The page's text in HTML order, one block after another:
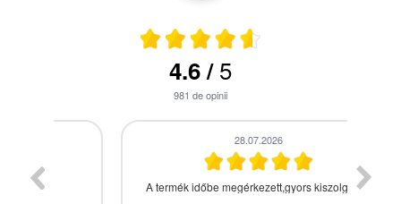
4.6/5
981 de opinii
A termék időbe megérkezett,gyors kiszolgálás.